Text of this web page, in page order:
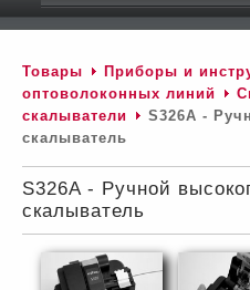
Товары
Приборы и
оптоволоконных линий
скалыватели
S326A -
скалыватель
S326A - Ручной
скалыватель